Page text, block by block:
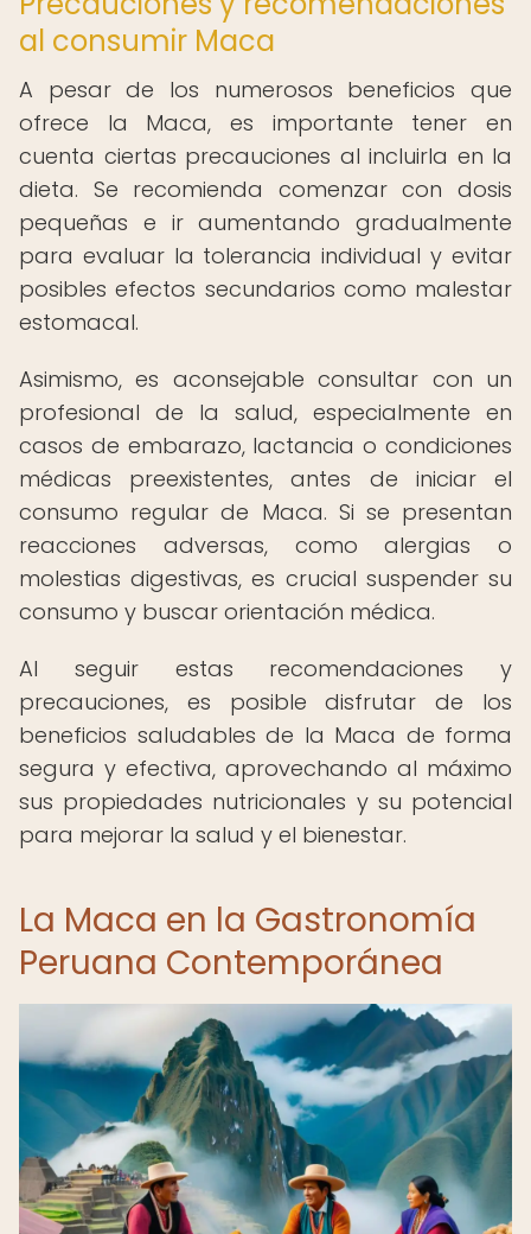
al consumir Maca
A pesar de los numerosos beneficios que
ofrece la Maca, es importante tener en
cuenta ciertas precauciones al incluirla en la
dieta. Se recomienda comenzar con dosis
pequeñas e ir aumentando gradualmente
para evaluar la tolerancia individual y evitar
posibles efectos secundarios como malestar
estomacal.
Asimismo, es aconsejable consultar con un
profesional de la salud, especialmente en
casos de embarazo, lactancia o condiciones
médicas preexistentes, antes de iniciar el
consumo regular de Maca. Si se presentan
reacciones adversas, como alergias o
molestias digestivas, es crucial suspender su
consumo y buscar orientación médica.
Al seguir estas recomendaciones y
precauciones, es posible disfrutar de los
beneficios saludables de la Maca de forma
segura y efectiva, aprovechando al máximo
sus propiedades nutricionales y su potencial
para mejorar la salud y el bienestar.
La Maca en la Gastronomía
Peruana Contemporánea